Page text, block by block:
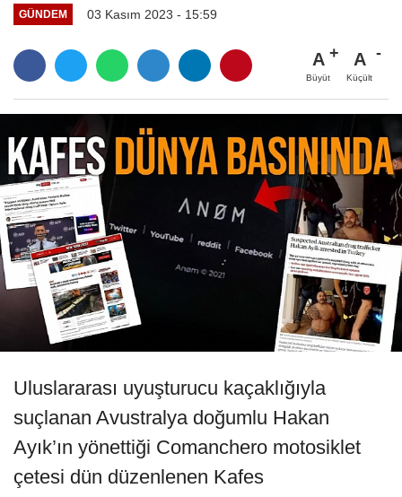
GÜNDEM 03 Kasım 2023 - 15:59
A
Büyüt
A
Küçült
Uluslararası uyuşturucu kaçaklığıyla
suçlanan Avustralya doğumlu Hakan
Ayık’ın yönettiği Comanchero motosiklet
çetesi dün düzenlenen Kafes